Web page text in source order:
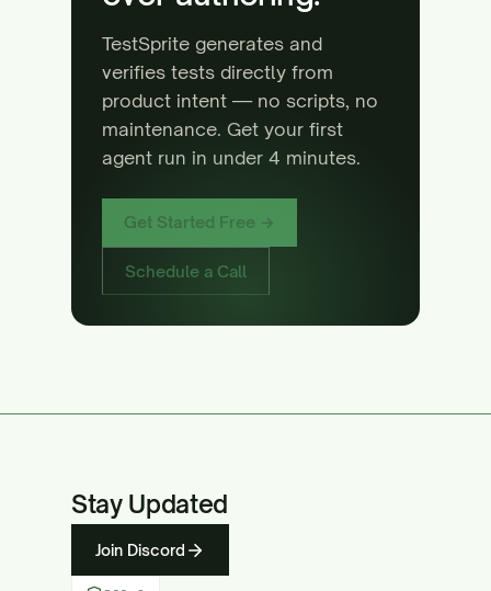
TestSprite generates and
verifies tests directly from
product intent — no scripts, no
maintenance. Get your first
agent run in under 4 minutes.
Get Started Free →
Schedule a Call
Stay Updated
Join Discord